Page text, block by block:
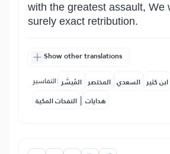
with the greatest assault, We
surely exact retribution.
Show other translations
التفاسير: المُيسَّر المختصر السعدي ابن كثير
النفحات المكية | هدايات